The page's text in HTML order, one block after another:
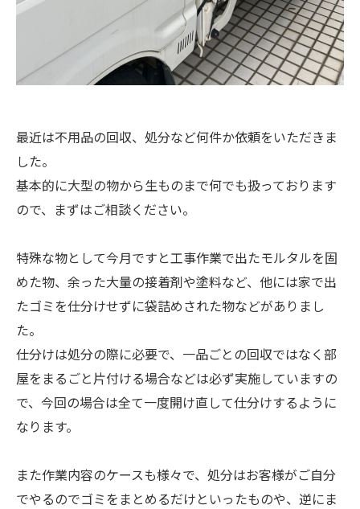
最近は不用品の回収、処分など何件か依頼をいただきま
した。
基本的に大型の物から生ものまで何でも扱っております
ので、まずはご相談ください。
特殊な物として今月ですと工事作業で出たモルタルを固
めた物、余った大量の接着剤や塗料など、他には家で出
たゴミを仕分けせずに袋詰めされた物などがありまし
た。
仕分けは処分の際に必要で、一品ごとの回収ではなく部
屋をまるごと片付ける場合などは必ず実施していますの
で、今回の場合は全て一度開け直して仕分けするように
なります。
また作業内容のケースも様々で、処分はお客様がご自分
でやるのでゴミをまとめるだけといったものや、逆にま